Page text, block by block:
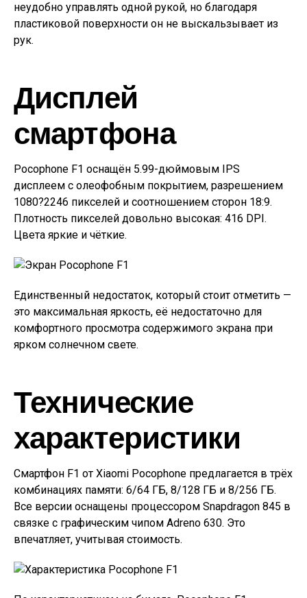
неудобно управлять одной рукой, но благодаря
пластиковой поверхности он не выскальзывает из
рук.
Дисплей
смартфона
Pocophone F1 оснащён 5.99-дюймовым IPS
дисплеем с олеофобным покрытием, разрешением
1080?2246 пикселей и соотношением сторон 18:9.
Плотность пикселей довольно высокая: 416 DPI.
Цвета яркие и чёткие.
Единственный недостаток, который стоит отметить —
это максимальная яркость, её недостаточно для
комфортного просмотра содержимого экрана при
ярком солнечном свете.
Технические
характеристики
Смартфон F1 от Xiaomi Pocophone предлагается в трёх
комбинациях памяти: 6/64 ГБ, 8/128 ГБ и 8/256 ГБ.
Все версии оснащены процессором Snapdragon 845 в
связке с графическим чипом Adreno 630. Это
впечатляет, учитывая стоимость.